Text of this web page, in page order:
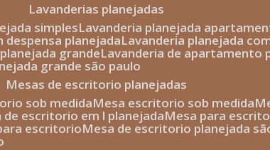
lavanderias planejadas
simples lavanderia planejada
despensa planejada lavanderia planejada
grande lavanderia de apartamento
grande são paulo
mesas de escritorio planejadas
sob medida mesa escritorio sob medida
de escritorio em l planejada mesa para
escritorio mesa de escritorio planejada